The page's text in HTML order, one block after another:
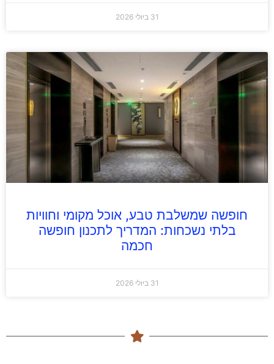
31 ביולי 2026
חופשה שמשלבת טבע, אוכל מקומי וחוויות
בלתי נשכחות: המדריך לתכנון חופשה
חכמה
31 ביולי 2026